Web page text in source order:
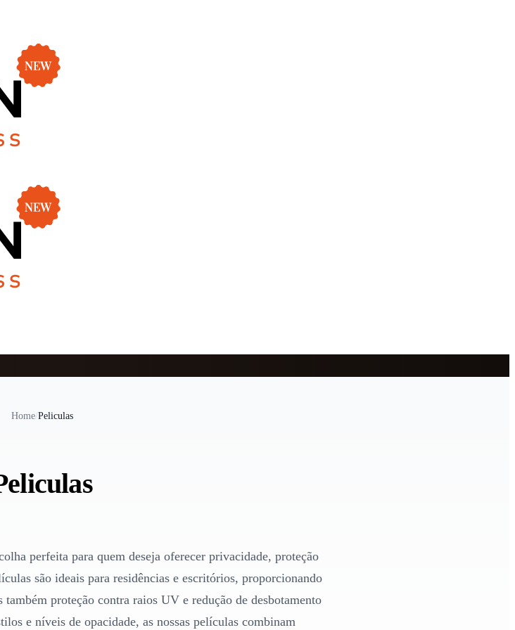
Home/Peliculas
perfeita para quem deseja oferecer privacidade, proteção
são ideais para residências e escritórios, proporcionando
proteção contra raios UV e redução de desbotamento
e níveis de opacidade, as nossas películas combinam